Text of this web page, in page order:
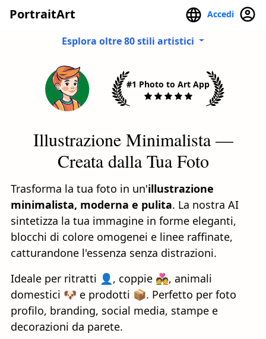
PortraitArt Accedi
Esplora oltre 80 stili artistici
#1 Photo to Art App
Illustrazione Minimalista —
Creata dalla Tua Foto
Trasforma la tua foto in un'illustrazione
minimalista, moderna e pulita. La nostra AI
sintetizza la tua immagine in forme eleganti,
blocchi di colore omogenei e linee raffinate,
catturandone l'essenza senza distrazioni.
Ideale per ritratti 👤, coppie 💑, animali
domestici 🐶 e prodotti 📦. Perfetto per foto
profilo, branding, social media, stampe e
decorazioni da parete.